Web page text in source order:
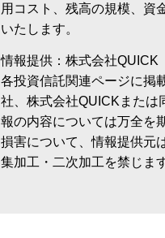
用コスト、残高の規模、資
いたします。
情報提供：株式会社QUICK
各投資信託関連ページに掲
社、株式会社QUICKまたは
報の内容については万全を
損害について、情報提供元
集加工・二次加工を禁じま